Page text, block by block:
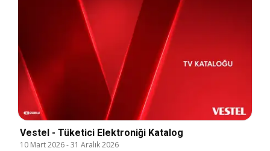
Vestel - Tüketici Elektroniği Katalog
10 Mart 2026-31 Aralık 2026